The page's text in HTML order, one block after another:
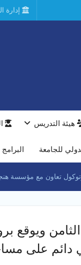
إدارة
هيئة التدريس
للجامعة
تعاون مع مؤسسة
ويوقع